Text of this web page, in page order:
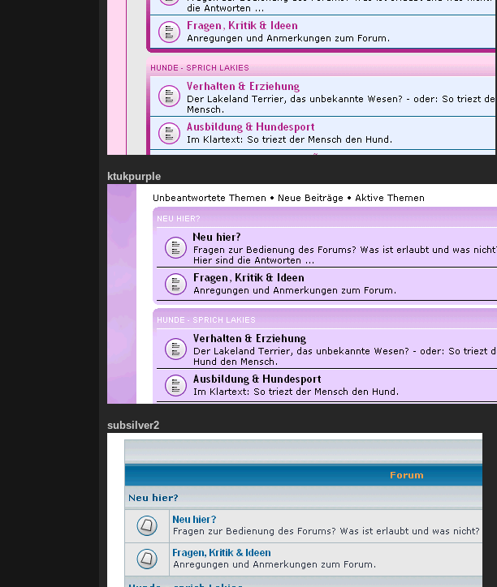
ktukpurple
subsilver2